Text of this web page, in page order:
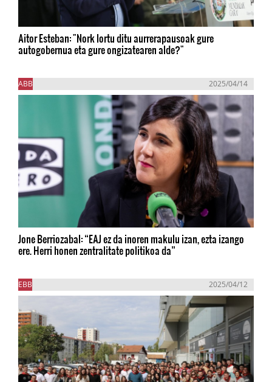
Aitor Esteban: "Nork lortu ditu aurrerapausoak gure
autogobernua eta gure ongizatearen alde?"
ABB 2025/04/14
Jone Berriozabal: “EAJ ez da inoren makulu izan, ezta izango
ere. Herri honen zentralitate politikoa da”
EBB 2025/04/12